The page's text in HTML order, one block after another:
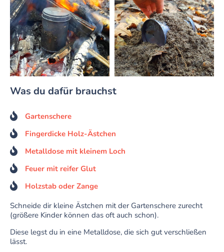
Was du dafür brauchst
Gartenschere
Fingerdicke Holz-Ästchen
Metalldose mit kleinem Loch
Feuer mit reifer Glut
Holzstab oder Zange
Schneide dir kleine Ästchen mit der Gartenschere zurecht
(größere Kinder können das oft auch schon).
Diese legst du in eine Metalldose, die sich gut verschließen
lässt.